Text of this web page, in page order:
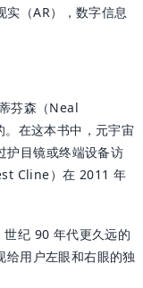
实（AR），数字信息
芬森（Neal
在这本书中，元宇宙
护目镜或终端设备访
Cline）在 2011 年
纪 90 年代更久远的
用户左眼和右眼的独